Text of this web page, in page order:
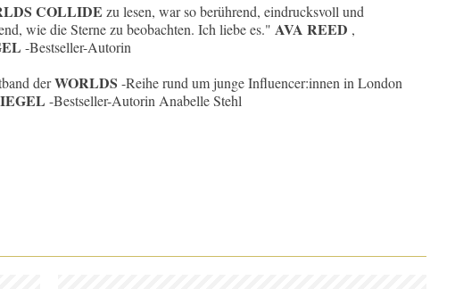
COLLIDE zu lesen, war so berührend, eindrucksvoll und
wie die Sterne zu beobachten. Ich liebe es." AVA REED ,
-Bestseller-Autorin
derWORLDS -Reihe rund um junge Influencer:innen in London
-Bestseller-Autorin Anabelle Stehl